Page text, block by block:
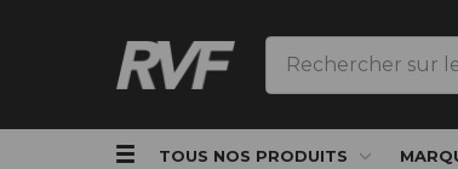
TOUS NOS PRODUITS